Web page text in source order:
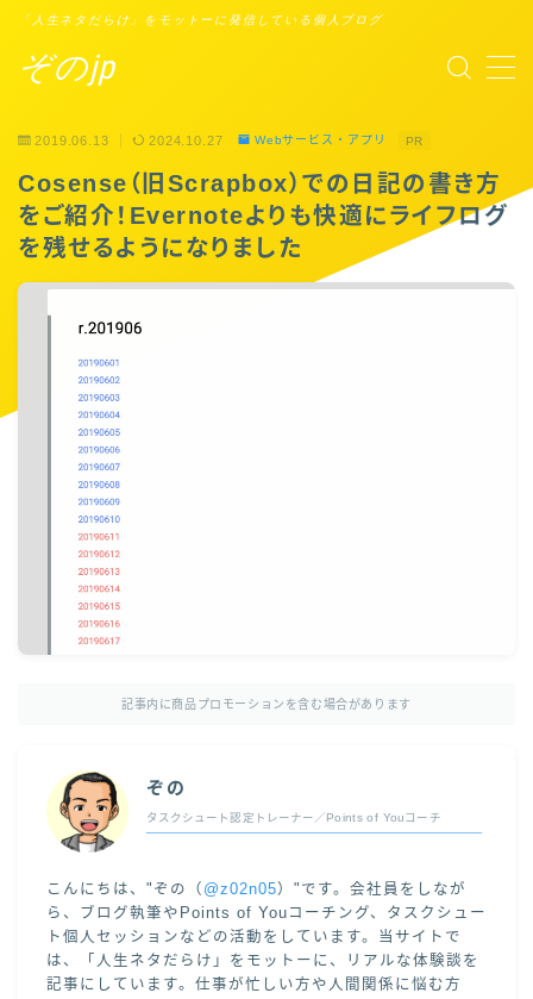
ぞのjp
「人生ネタだらけ」をモットーに発信している個人ブログ
MENU
Points of You
タスクシュート時間術
ブックレビュー
2019.06.13 2024.10.27 Webサービス・アプリ PR
Cosense（旧Scrapbox）での日記の書き方
をご紹介！Evernoteよりも快適にライフログ
を残せるようになりました
記事内に商品プロモーションを含む場合があります
ぞの
タスクシュート認定トレーナー／Points of Youコーチ
こんにちは、"ぞの（ @z02n05）"です。会社員をしなが
ら、ブログ執筆やPoints of Youコーチング、タスクシュー
ト個人セッションなどの活動をしています。当サイトで
は、「人生ネタだらけ」をモットーに、リアルな体験談を
記事にしています。仕事が忙しい方や人間関係に悩む方